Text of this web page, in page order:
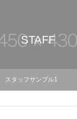
STAFF
スタッフサンプル1